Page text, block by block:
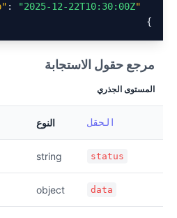
"timestamp"
:
"2025-12-22T10:30:00Z"
}
مرجع حقول الاستجابة
المستوى الجذري
الحقل النوع
status
string
data
object